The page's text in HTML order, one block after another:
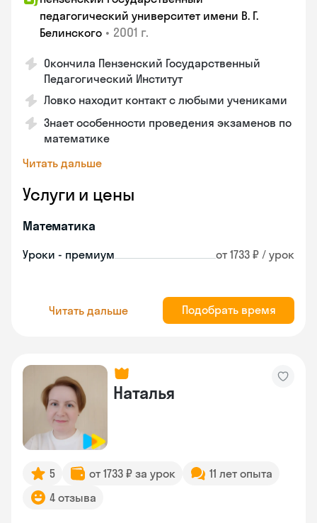
педагогический университет имени В. Г.
Белинского • 2001 г.
Окончила Пензенский Государственный
Педагогический Институт
Ловко находит контакт с любыми учениками
Знает особенности проведения экзаменов по
математике
Читать дальше
Услуги и цены
Математика
Уроки - премиум от 1733 ₽ / урок
Читать дальше Подобрать время
Наталья
5 от 1733 ₽ за урок
11 лет опыта
4 отзыва